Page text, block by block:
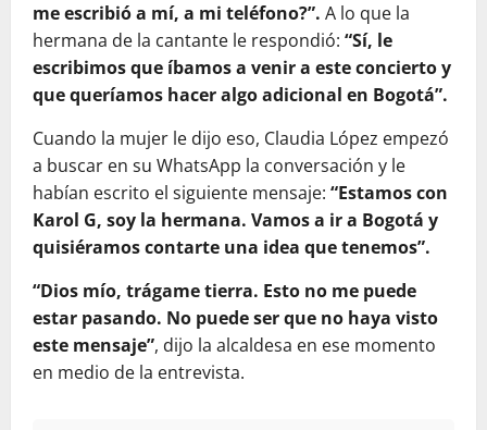
me escribió a mí, a mi teléfono?”. A lo que la
hermana de la cantante le respondió: “Sí, le
escribimos que íbamos a venir a este concierto y
que queríamos hacer algo adicional en Bogotá”.
Cuando la mujer le dijo eso, Claudia López empezó
a buscar en su WhatsApp la conversación y le
habían escrito el siguiente mensaje: “Estamos con
Karol G, soy la hermana. Vamos a ir a Bogotá y
quisiéramos contarte una idea que tenemos”.
“Dios mío, trágame tierra. Esto no me puede
estar pasando. No puede ser que no haya visto
este mensaje”, dijo la alcaldesa en ese momento
en medio de la entrevista.